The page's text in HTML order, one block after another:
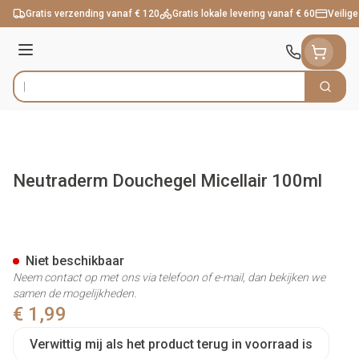
Ga naar de inhoud
Gratis verzending vanaf € 120 Gratis lokale levering vanaf € 60
Menu
Product, merk, categorie... Zoek
Neutraderm Douchegel Micellair 100ml
€ 1,99
Verwittig mij als het product terug in voorraad is
Niet beschikbaar
Neem contact op met ons via telefoon of e-mail, dan bekijken we
samen de mogelijkheden.